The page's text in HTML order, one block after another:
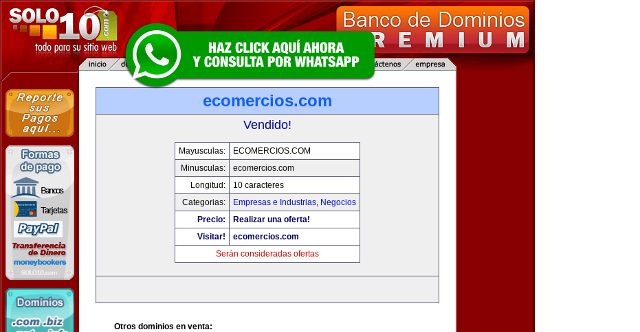
ecomercios.com
Vendido!
Mayusculas:
ECOMERCIOS.COM
Minusculas:
ecomercios.com
Longitud:
10 caracteres
Categorias:
Empresas e Industrias, Negocios
Precio:
Realizar una oferta!
Visitar!
ecomercios.com
Serán consideradas ofertas
Otros dominios en venta: